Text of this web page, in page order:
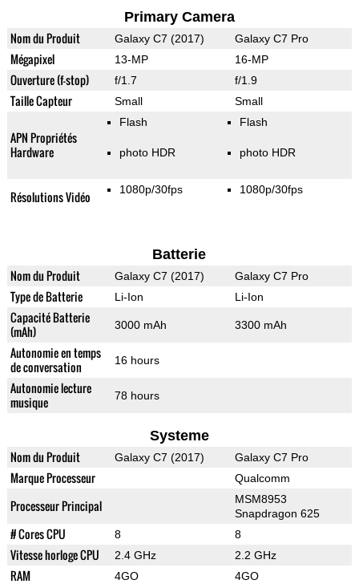
Primary Camera
Nom du Produit Galaxy C7 (2017) Galaxy C7 Pro
Mégapixel 13-MP 16-MP
Ouverture (f-stop) f/1.7 f/1.9
Taille Capteur Small Small
APN Propriétés
Hardware
Flash
photo HDR
Flash
photo HDR
Résolutions Vidéo 1080p/30fps 1080p/30fps
Batterie
Nom du Produit Galaxy C7 (2017) Galaxy C7 Pro
Type de Batterie Li-Ion Li-Ion
Capacité Batterie
(mAh)
3000 mAh 3300 mAh
Autonomie en temps
de conversation
16 hours
Autonomie lecture
musique
78 hours
Systeme
Nom du Produit Galaxy C7 (2017) Galaxy C7 Pro
Marque Processeur Qualcomm
Processeur Principal
MSM8953
Snapdragon 625
# Cores CPU 8 8
Vitesse horloge CPU 2.4 GHz 2.2 GHz
RAM 4GO 4GO